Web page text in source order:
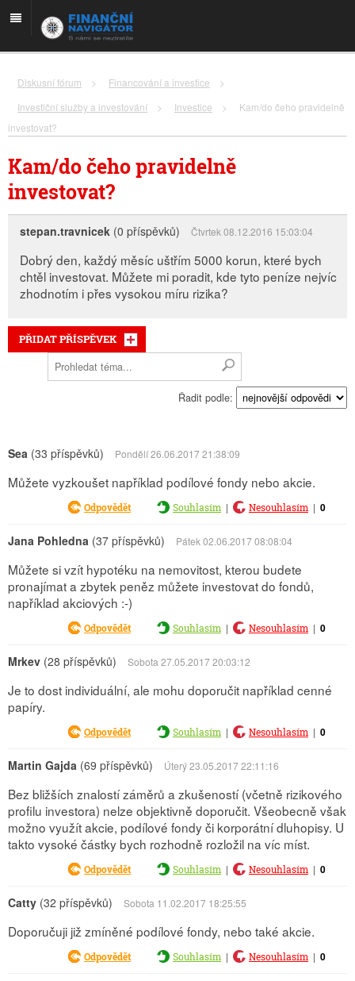
Diskusní fórum > Financování a investice
>
Investiční služby a investování
> Investice >
Kam/do čeho pravidelně
investovat?
Kam/do čeho pravidelně
investovat?
stepan.travnicek (0 příspěvků) Čtvrtek 08.12.2016 15:03:04
Dobrý den, každý měsíc uštřím 5000 korun, které bych
chtěl investovat. Můžete mi poradit, kde tyto peníze nejvíc
zhodnotím i přes vysokou míru rizika?
PŘIDAT PŘÍSPĚVEK
Řadit podle:
Sea (33 příspěvků) Pondělí 26.06.2017 21:38:09
Můžete vyzkoušet například podílové fondy nebo akcie.
Odpovědět Souhlasím | Nesouhlasím | 0
Jana Pohledna (37 příspěvků) Pátek 02.06.2017 08:08:04
Můžete si vzít hypotéku na nemovitost, kterou budete
pronajímat a zbytek peněz můžete investovat do fondů,
například akciových :-)
Odpovědět Souhlasím | Nesouhlasím | 0
Mrkev (28 příspěvků) Sobota 27.05.2017 20:03:12
Je to dost individuální, ale mohu doporučit například cenné
papíry.
Odpovědět Souhlasím | Nesouhlasím | 0
Martin Gajda (69 příspěvků) Úterý 23.05.2017 22:11:16
Bez bližších znalostí záměrů a zkušeností (včetně rizikového
profilu investora) nelze objektivně doporučit. Všeobecně však
možno využít akcie, podílové fondy či korporátní dluhopisy. U
takto vysoké částky bych rozhodně rozložil na víc míst.
Odpovědět Souhlasím | Nesouhlasím | 0
Catty (32 příspěvků) Sobota 11.02.2017 18:25:55
Doporučuji již zmíněné podílové fondy, nebo také akcie.
Odpovědět Souhlasím | Nesouhlasím | 0